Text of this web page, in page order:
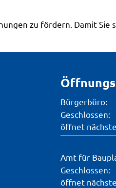
zu fördern. Damit Sie
Bürgerbüro:
Klicken, um
Geschlossen:
öffnet
Amt für
Klicken, um
Geschlossen:
öffnet